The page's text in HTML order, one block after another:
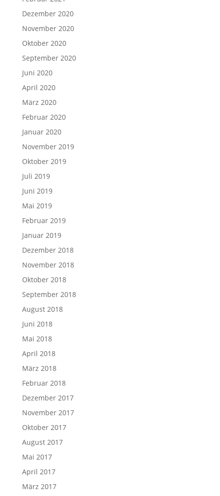
Dezember 2020
November 2020
Oktober 2020
September 2020
Juni 2020
April 2020
März 2020
Februar 2020
Januar 2020
November 2019
Oktober 2019
Juli 2019
Juni 2019
Mai 2019
Februar 2019
Januar 2019
Dezember 2018
November 2018
Oktober 2018
September 2018
August 2018
Juni 2018
Mai 2018
April 2018
März 2018
Februar 2018
Dezember 2017
November 2017
Oktober 2017
August 2017
Mai 2017
April 2017
März 2017